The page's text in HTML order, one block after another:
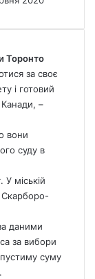
Торонто
за своє
і готовий
–
вони
суду в
У міській
Скарборо-
даними
за вибори
суму